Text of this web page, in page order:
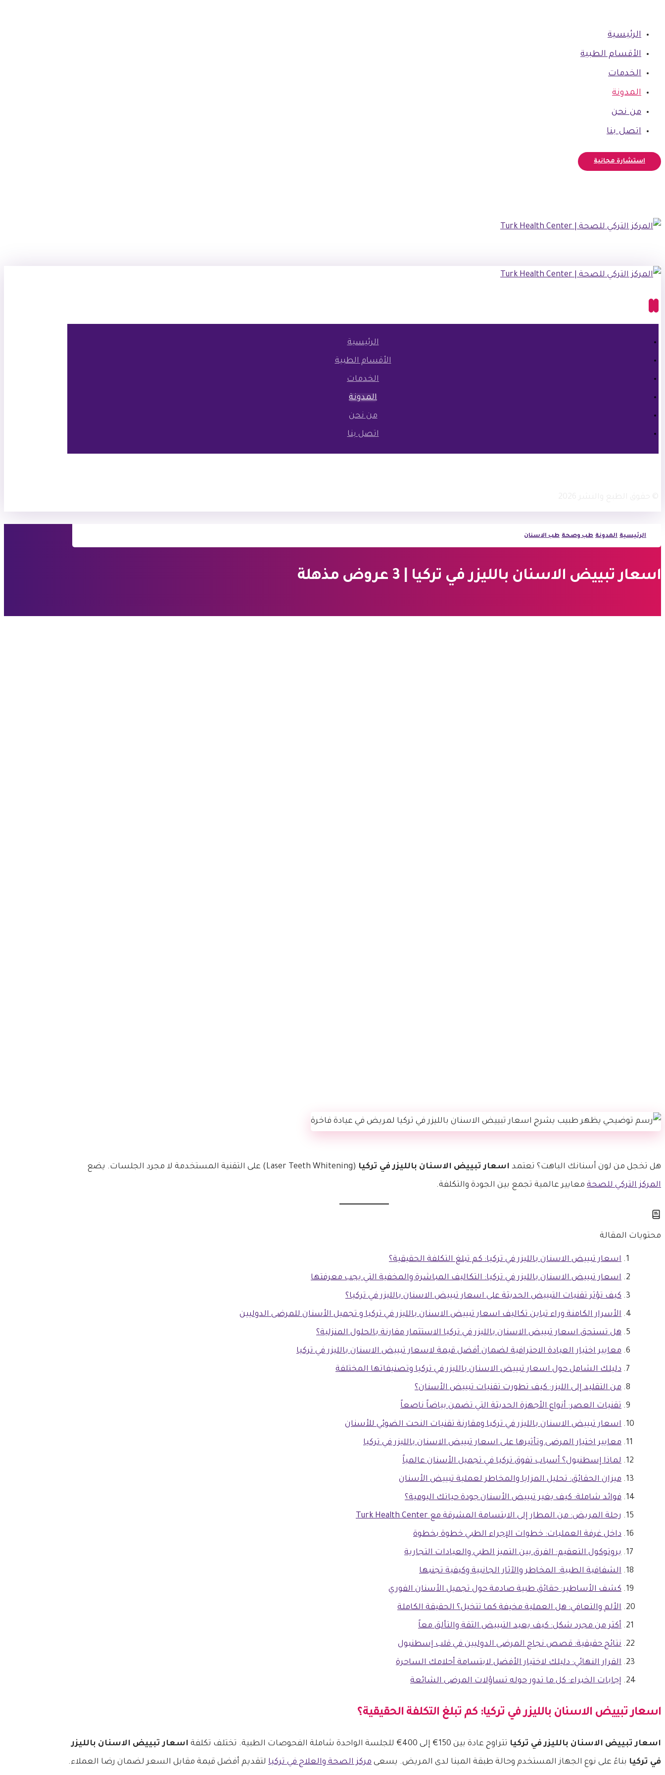
الرئيسية
الأقسام الطبية
الخدمات
المدونة
من نحن
اتصل بنا
استشارة مجانية
الرئيسية
الأقسام الطبية
الخدمات
المدونة
من نحن
اتصل بنا
الرئيسية المدونة طب وصحة طب الاسنان
اسعار تبييض الاسنان بالليزر في تركيا | 3 عروض مذهلة
هل تخجل من لون أسنانك الباهت؟ تعتمد اسعار تبييض الاسنان بالليزر في تركيا (Laser Teeth Whitening) على التقنية المستخدمة لا مجرد الجلسات. يضع
المركز التركي للصحة معايير عالمية تجمع بين الجودة والتكلفة.
محتويات المقالة
اسعار تبييض الاسنان بالليزر في تركيا: كم تبلغ التكلفة الحقيقية؟
اسعار تبييض الاسنان بالليزر في تركيا: التكاليف المباشرة والمخفية التي يجب معرفتها
كيف تؤثر تقنيات التبييض الحديثة على اسعار تبييض الاسنان بالليزر في تركيا؟
الأسرار الكامنة وراء تباين تكاليف اسعار تبييض الاسنان بالليزر في تركيا و تجميل الأسنان للمرضى الدوليين
هل تستحق اسعار تبييض الاسنان بالليزر في تركيا الاستثمار مقارنة بالحلول المنزلية؟
معايير اختيار العيادة الاحترافية لضمان أفضل قيمة لاسعار تبييض الاسنان بالليزر في تركيا
دليلك الشامل حول اسعار تبييض الاسنان بالليزر في تركيا وتصنيفاتها المختلفة
من التقليد إلى الليزر: كيف تطورت تقنيات تبييض الأسنان؟
تقنيات العصر: أنواع الأجهزة الحديثة التي تضمن بياضاً ناصعاً
اسعار تبييض الاسنان بالليزر في تركيا ومقارنة تقنيات النحت الضوئي للأسنان
معايير اختيار المرضى وتأثيرها على اسعار تبييض الاسنان بالليزر في تركيا
لماذا إسطنبول؟ أسباب تفوق تركيا في تجميل الأسنان عالمياً
ميزان الحقائق: تحليل المزايا والمخاطر لعملية تبييض الأسنان
فوائد شاملة: كيف يغير تبييض الأسنان جودة حياتك اليومية؟
رحلة المريض: من المطار إلى الابتسامة المشرقة مع Turk Health Center
داخل غرفة العمليات: خطوات الإجراء الطبي خطوة بخطوة
بروتوكول التعقيم: الفرق بين التميز الطبي والعيادات التجارية
الشفافية الطبية: المخاطر والآثار الجانبية وكيفية تجنبها
كشف الأساطير: حقائق طبية صادمة حول تجميل الأسنان الفوري
الألم والتعافي: هل العملية مخيفة كما تتخيل؟ الحقيقة الكاملة
أكثر من مجرد شكل: كيف يعيد التبييض الثقة والتألق معاً
نتائج حقيقية: قصص نجاح المرضى الدوليين في قلب إسطنبول
القرار النهائي: دليلك لاختيار الأفضل لابتسامة أحلامك الساحرة
إجابات الخبراء: كل ما تدور حوله تساؤلات المرضى الشائعة
اسعار تبييض الاسنان بالليزر في تركيا: كم تبلغ التكلفة الحقيقية؟
اسعار تبييض الاسنان بالليزر في تركيا تتراوح عادة بين 150€ إلى 400€ للجلسة الواحدة شاملة الفحوصات الطبية. تختلف تكلفة اسعار تبييض الاسنان بالليزر
في تركيا بناءً على نوع الجهاز المستخدم وحالة طبقة المينا لدى المريض. يسعى مركز الصحة والعلاج في تركيا لتقديم أفضل قيمة مقابل السعر لضمان رضا العملاء.